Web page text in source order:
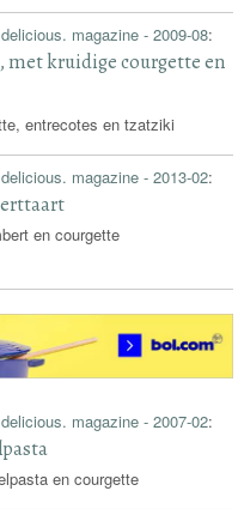
delicious. magazine - 2009-08:
met kruidige courgette en
entrecotes en tzatziki
delicious. magazine - 2013-02:
en courgette
delicious. magazine - 2007-02:
en courgette